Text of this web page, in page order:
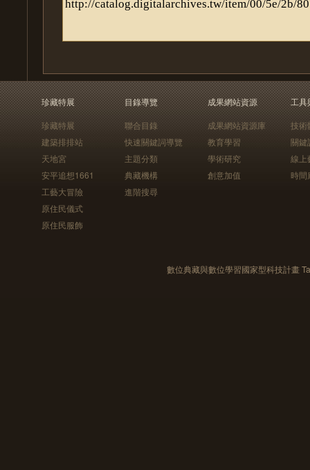
珍藏特展
珍藏特展
建築排排站
天地宮
安平追想1661
工藝大冒險
原住民儀式
原住民服飾
目錄導覽
聯合目錄
快速關鍵詞導覽
主題分類
典藏機構
進階搜尋
成果網站資源
成果網站資源庫
教育學習
學術研究
創意加值
工具
技術
關鍵
線上
時間
數位典藏與數位學習國家型科技計畫